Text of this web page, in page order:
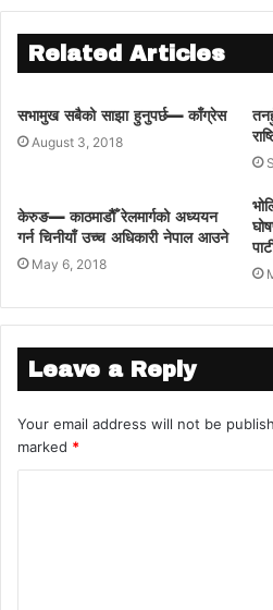
Related Articles
सभामुख सबैको साझा हुनुपर्छ— काँग्रेस
August 3, 2018
केरुङ— काठमाडौैँ रेलमार्गको अध्ययन
गर्न चिनीयाँ उच्च अधिकारी नेपाल आउने
May 6, 2018
Leave a Reply
Your email address will not be
marked *